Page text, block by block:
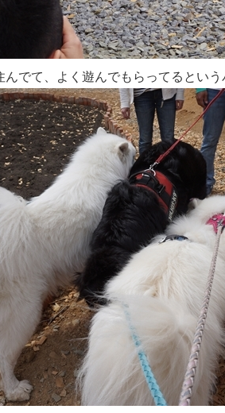
んでて、よく遊んでもらってるとい